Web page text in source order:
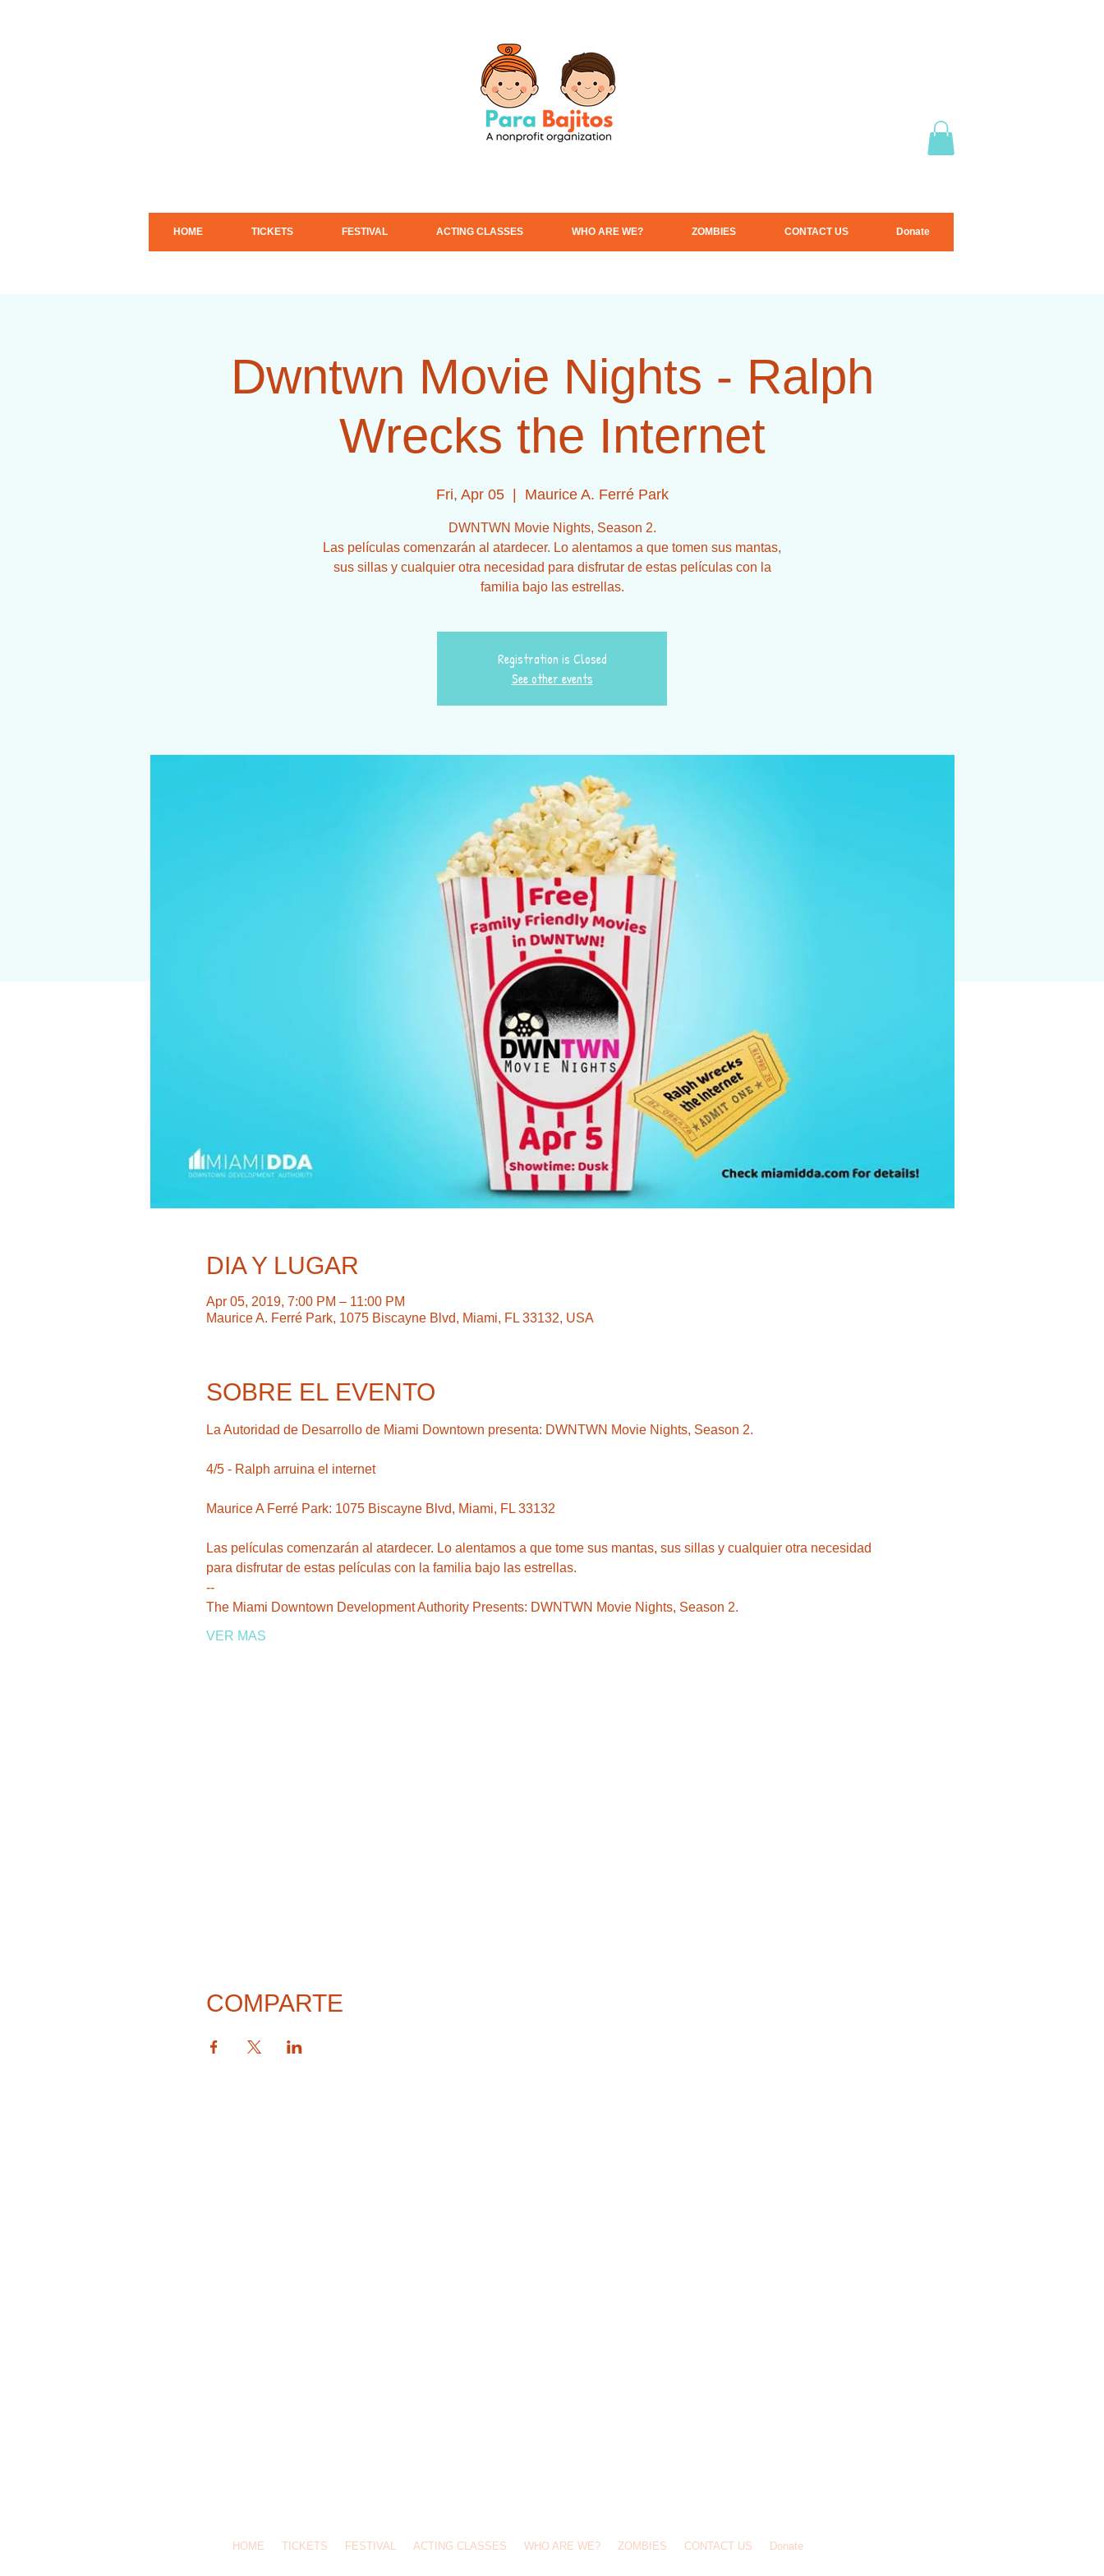
HOME TICKETS FESTIVAL ACTING CLASSES WHO ARE WE? ZOMBIES CONTACT US Donate
Dwntwn Movie Nights - Ralph
Wrecks the Internet
Fri, Apr 05
  |
Maurice A. Ferré Park
DWNTWN Movie Nights, Season 2.
Las películas comenzarán al atardecer. Lo alentamos a que tomen sus mantas,
sus sillas y cualquier otra necesidad para disfrutar de estas películas con la
familia bajo las estrellas.
Registration is Closed
See other events
DIA Y LUGAR
Apr 05, 2019, 7:00 PM – 11:00 PM
Maurice A. Ferré Park, 1075 Biscayne Blvd, Miami, FL 33132, USA
SOBRE EL EVENTO
4/5 - Ralph arruina el internet
Las películas comenzarán al atardecer. Lo alentamos a que tome sus mantas, sus sillas y cualquier otra necesidad
para disfrutar de estas películas con la familia bajo las estrellas.
--
VER MAS
COMPARTE
HOME TICKETS FESTIVAL ACTING CLASSES WHO ARE WE? ZOMBIES CONTACT US Donate